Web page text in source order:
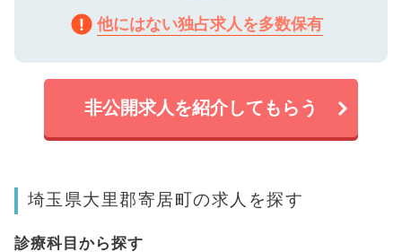
他にはない独占求人を多数保有
非公開求人を紹介してもらう
埼玉県大里郡寄居町の求人を探す
診療科目から探す